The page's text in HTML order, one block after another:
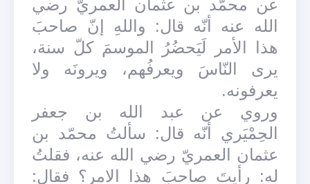
عن محمّد بن عثمان العمريّ رضي
الله عنه أنّه قال: واللهِ إنّ صاحبَ
هذا الأمر لَيَحضُرُ الموسمَ كلّ سنة،
يرى النّاسَ ويعرفُهم، ويرونَه ولا
يعرفونه.
وروي عن عبد الله بن جعفر
الحِمْيَري أنّه قال: سألتُ محمّد بن
عثمان العمريّ رضي الله عنه، فقلتُ
له: رأيتَ صاحبَ هذا الامر؟ فقال: